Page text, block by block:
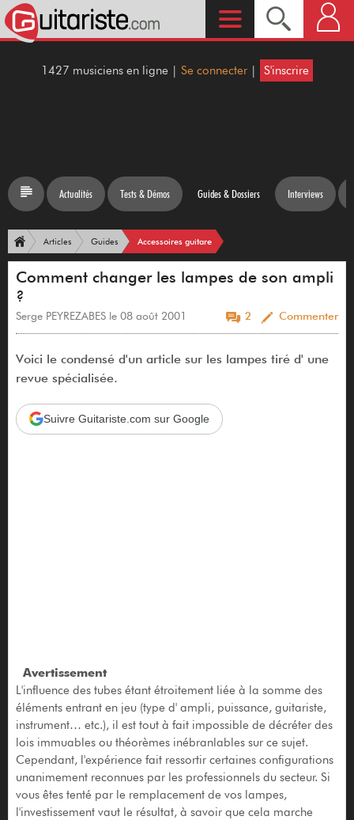
1427 musiciens en ligne | Se connecter | S'inscrire
Actualités Tests & Démos Guides & Dossiers Interviews
Articles Guides Accessoires guitare
Comment changer les lampes de son ampli
?
Serge PEYREZABES le 08 août 2001 2 Commenter
Voici le condensé d'un article sur les lampes tiré d' une
revue spécialisée.
Suivre Guitariste.com sur Google
Avertissement
L'influence des tubes étant étroitement liée à la somme des
éléments entrant en jeu (type d' ampli, puissance, guitariste,
instrument… etc.), il est tout à fait impossible de décréter des
lois immuables ou théorèmes inébranlables sur ce sujet.
Cependant, l'expérience fait ressortir certaines configurations
unanimement reconnues par les professionnels du secteur. Si
vous êtes tenté par le remplacement de vos lampes,
l'investissement vaut le résultat, à savoir que cela marche